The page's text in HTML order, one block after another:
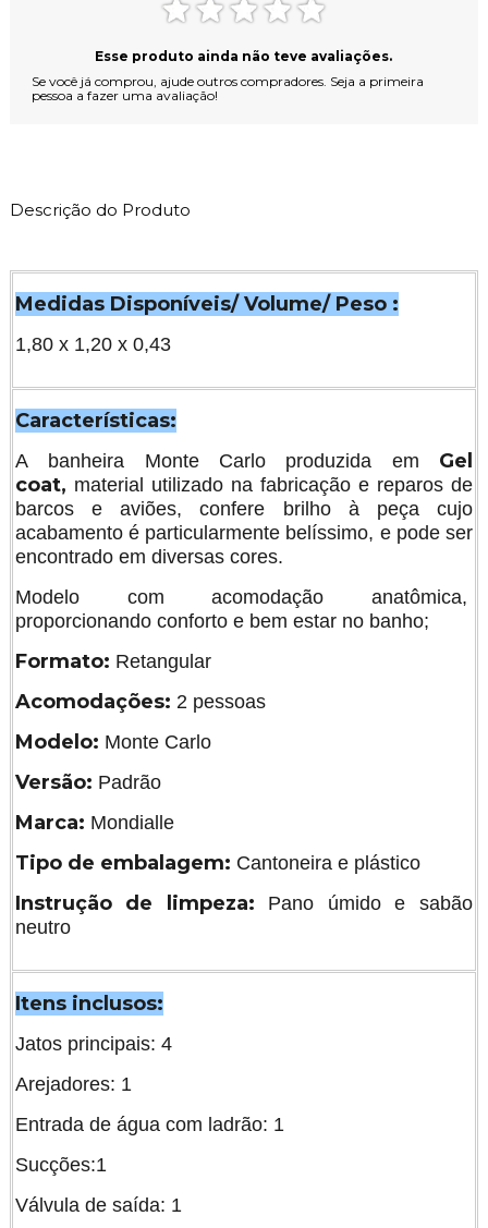
SPAS Mondialle
A partir de R$ 1.639,19
Qtd: Adicionar na compra
R$ 457,59
Qtd: Adicionar na compra
completo para banheiras e SPA
De: R$ 390,00
Sais de Banho Mels Brushes Cereja e Avelã
R$ 96,00
Qtd: Adicionar na compra
Esse produto ainda não teve avaliações.
Se você já comprou, ajude outros compradores. Seja a primeira
pessoa a fazer uma avaliação!
Descrição do Produto
Medidas Disponíveis/ Volume/ Peso :
1,80 x 1,20 x 0,43
Características:
A banheira Monte Carlo produzida em Gel
coat, material utilizado na fabricação e reparos de
barcos e aviões, confere brilho à peça cujo
acabamento é particularmente belíssimo, e pode ser
encontrado em diversas cores.
Modelo com acomodação anatômica,
proporcionando conforto e bem estar no banho;
Formato: Retangular
Acomodações: 2 pessoas
Modelo: Monte Carlo
Versão: Padrão
Marca: Mondialle
Tipo de embalagem: Cantoneira e plástico
Instrução de limpeza: Pano úmido e sabão
neutro
Itens inclusos:
Jatos principais: 4
Arejadores: 1
Entrada de água com ladrão: 1
Sucções:1
Válvula de saída: 1